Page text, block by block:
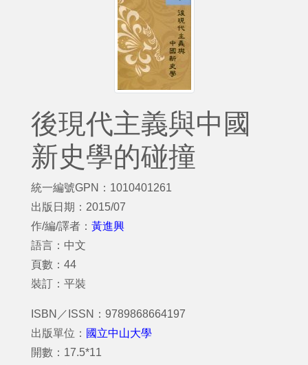
後現代主義與中國
新史學的碰撞
統一編號GPN：1010401261
出版日期：2015/07
作/編/譯者： 黃進興
語言：中文
頁數：44
裝訂：平裝
ISBN／ISSN：9789868664197
出版單位： 國立中山大學
開數：17.5*11